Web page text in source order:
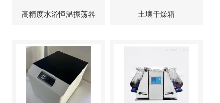
高精度水浴恒温振荡器 土壤干燥箱